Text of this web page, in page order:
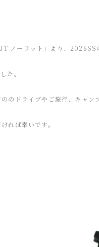
ノーラット」より、2026SS
た。
のドライブやご旅行、キャン
れば幸いです。